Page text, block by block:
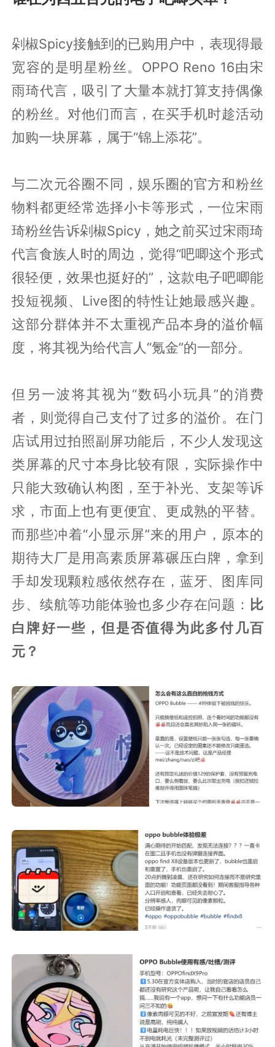
剁椒Spicy接触到的已购用户中，表现得最
宽容的是明星粉丝。OPPO Reno 16由宋
雨琦代言，吸引了大量本就打算支持偶像
的粉丝。对他们而言，在买手机时趁活动
加购一块屏幕，属于“锦上添花”。
与二次元谷圈不同，娱乐圈的官方和粉丝
物料都更经常选择小卡等形式，一位宋雨
琦粉丝告诉剁椒Spicy，她之前买过宋雨琦
代言食族人时的周边，觉得“吧唧这个形式
很轻便，效果也挺好的”，这款电子吧唧能
投短视频、Live图的特性让她最感兴趣。
这部分群体并不太重视产品本身的溢价幅
度，将其视为给代言人“氪金”的一部分。
但另一波将其视为“数码小玩具”的消费
者，则觉得自己支付了过多的溢价。在门
店试用过拍照副屏功能后，不少人发现这
类屏幕的尺寸本身比较有限，实际操作中
只能大致确认构图，至于补光、支架等诉
求，市面上也有更便宜、更成熟的平替。
而那些冲着“小显示屏”来的用户，原本的
期待大厂是用高素质屏幕碾压白牌，拿到
手却发现颗粒感依然存在，蓝牙、图库同
步、续航等功能体验也多少存在问题： 比
白牌好一些，但是否值得为此多付几百
元？